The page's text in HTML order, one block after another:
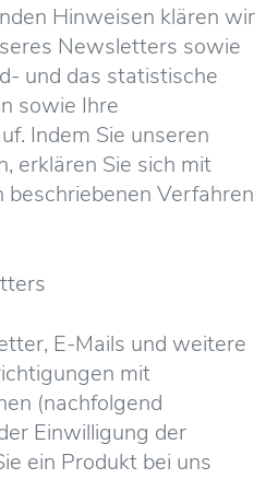
Hinweisen klären wir
Newsletters sowie
und das statistische
sowie Ihre
Indem Sie unseren
erklären Sie sich mit
beschriebenen Verfahren
E-Mails und weitere
mit
(nachfolgend
Einwilligung der
ein Produkt bei uns